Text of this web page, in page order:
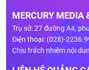
MERCURY MEDIA
Trụ sở: 27 đường A4,
Điện thoại: (028)-
Chịu trách nhiệm nội